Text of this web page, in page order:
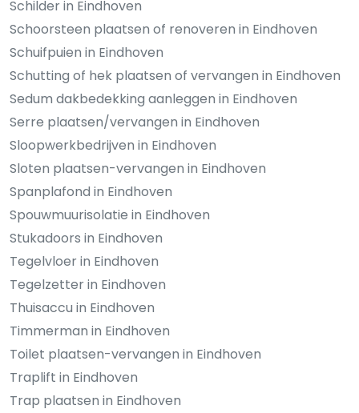
Schilder in Eindhoven
Schoorsteen plaatsen of renoveren in Eindhoven
Schuifpuien in Eindhoven
Schutting of hek plaatsen of vervangen in Eindhoven
Sedum dakbedekking aanleggen in Eindhoven
Serre plaatsen/vervangen in Eindhoven
Sloopwerkbedrijven in Eindhoven
Sloten plaatsen-vervangen in Eindhoven
Spanplafond in Eindhoven
Spouwmuurisolatie in Eindhoven
Stukadoors in Eindhoven
Tegelvloer in Eindhoven
Tegelzetter in Eindhoven
Thuisaccu in Eindhoven
Timmerman in Eindhoven
Toilet plaatsen-vervangen in Eindhoven
Traplift in Eindhoven
Trap plaatsen in Eindhoven